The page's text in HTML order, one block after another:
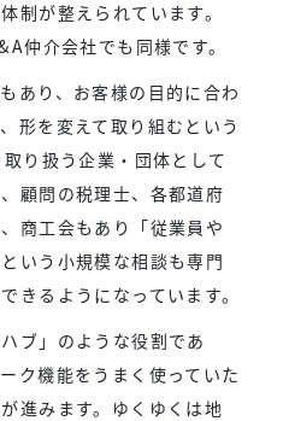
制が整えられています。
仲介会社でも同様です。
あり、お客様の目的に合わ
形を変えて取り組むという
り扱う企業・団体として
顧問の税理士、各都道府
商工会もあり「従業員や
いう小規模な相談も専門
きるようになっています。
ブ」のような役割であ
ク機能をうまく使っていた
進みます。ゆくゆくは地